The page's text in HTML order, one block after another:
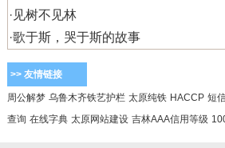
· 见树不见林
·歌于斯，哭于斯的故事
>> 友情链接
周公解梦 乌鲁木齐铁艺护栏 太原纯铁 HACCP 短
查询 在线字典 太原网站建设 吉林AAA信用等级